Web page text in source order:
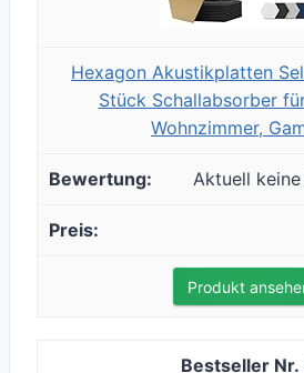
Hexagon Akustikplatten
Stück Schallabsorber
Wohnzimmer,
Aktuell
Produkt